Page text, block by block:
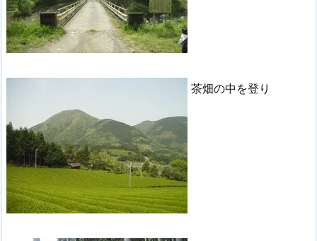
茶畑の中を登り